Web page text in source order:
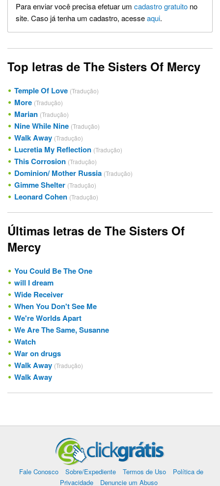
Para enviar você precisa efetuar um cadastro gratuito no
site. Caso já tenha um cadastro, acesseaqui.
Top letras de The Sisters Of Mercy
Temple Of Love (Tradução)
More (Tradução)
Marian (Tradução)
Nine While Nine (Tradução)
Walk Away (Tradução)
Lucretia My Reflection (Tradução)
This Corrosion (Tradução)
Dominion/ Mother Russia (Tradução)
Gimme Shelter (Tradução)
Leonard Cohen (Tradução)
Últimas letras de The Sisters Of
Mercy
You Could Be The One
will I dream
Wide Receiver
When You Don't See Me
We're Worlds Apart
We Are The Same, Susanne
Watch
War on drugs
Walk Away (Tradução)
Walk Away
Fale Conosco Sobre/Expediente Termos de Uso
Política de
Privacidade
Denuncie um Abuso